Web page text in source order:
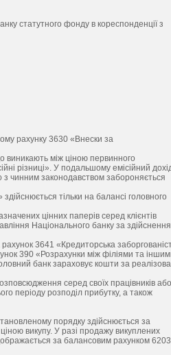
статутного фонду в кореспонденції з
рахунку 3630 «Внески за
виникають між ціною первинного
різниці». У подальшому емісійний
з чинним законодавством забороняється
тільки на балансі головного
цінних паперів серед клієнтів
Національного банку за
3641 «Кредиторська
390 «Розрахунки між філіями та
банк зараховує кошти за
серед своїх працівників або
періоду розподіл прибутку, а також
порядку здійснюється за
викупу. У разі продажу викуплених
за балансовим рахунком 6203